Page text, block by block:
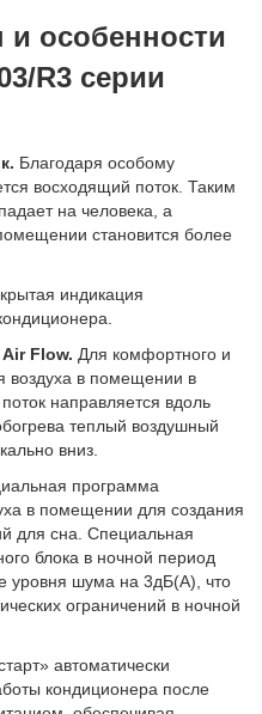
особенности
R3 серии
Благодаря особому
восходящий поток. Таким
на человека, а
становится более
индикация
Flow. Для комфортного и
воздуха в помещении в
направляется вдоль
теплый воздушный
вниз.
программа
в помещении для создания
для сна. Специальная
блока в ночной период
уровня шума на 3дБ(А), что
ограничений в ночной
автоматически
кондиционера после